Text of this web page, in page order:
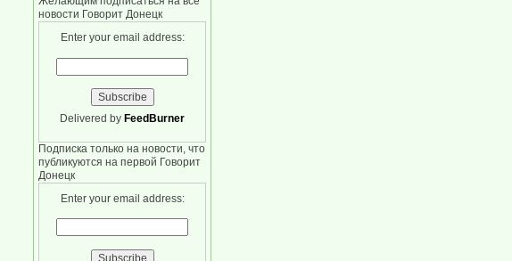
новости Говорит Донецк
Enter your email address:
Delivered by FeedBurner
Подписка только на новости, что
публикуются на первой Говорит
Донецк
Enter your email address: